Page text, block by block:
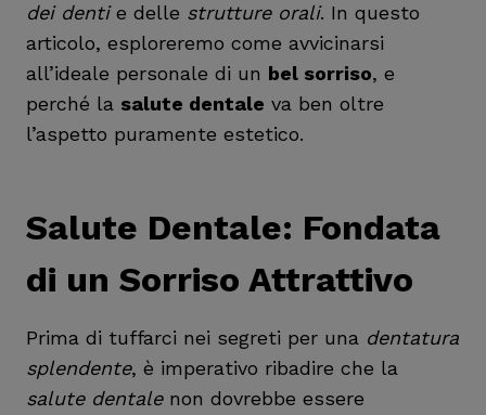
dei dentie delle strutture orali. In questo
articolo, esploreremo come avvicinarsi
all’ideale personale di un bel sorriso, e
perché la salute dentale va ben oltre
l’aspetto puramente estetico.
Salute Dentale: Fondata
di un Sorriso Attrattivo
Prima di tuffarci nei segreti per una dentatura
splendente, è imperativo ribadire che la
salute dentalenon dovrebbe essere